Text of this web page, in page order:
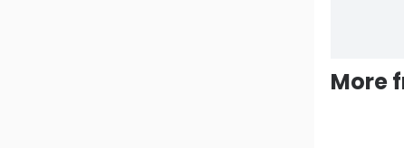
More